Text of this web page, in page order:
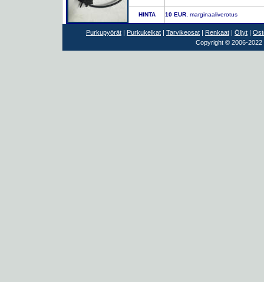
HINTA 10 EUR , marginaaliverotus
Purkupyörät | Purkukelkat | Tarvikeosat | Renkaat | Öljyt |
Copyright © 2006-2022